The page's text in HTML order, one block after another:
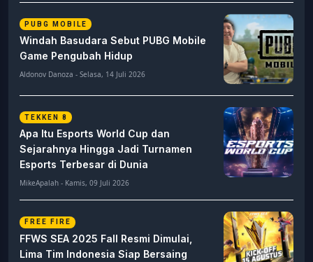
PUBG MOBILE
Windah Basudara Sebut PUBG Mobile
Game Pengubah Hidup
Aldonov Danoza - Selasa, 14 Juli 2026
TEKKEN 8
Apa Itu Esports World Cup dan
Sejarahnya Hingga Jadi Turnamen
Esports Terbesar di Dunia
MikeApalah - Kamis, 09 Juli 2026
FREE FIRE
FFWS SEA 2025 Fall Resmi Dimulai,
Lima Tim Indonesia Siap Bersaing